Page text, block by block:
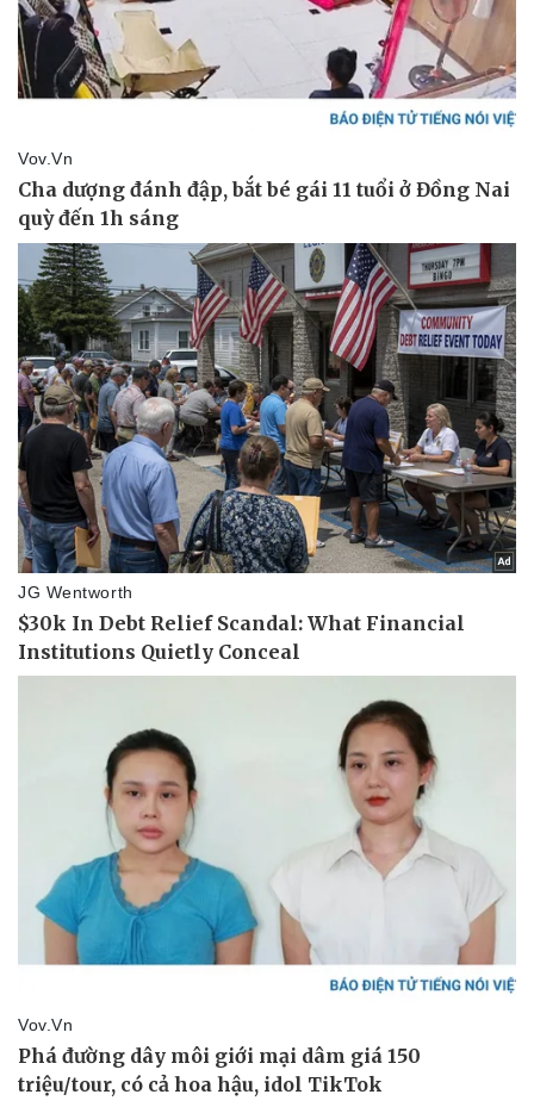
Pháp luật
Vụ án
Tin nóng
Quân sự - Quốc phòng
Vũ khí
Việt Nam